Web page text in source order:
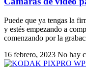
Puede que ya tengas la
y estés empezando a
comenzando por la
16 febrero, 2023 No hay